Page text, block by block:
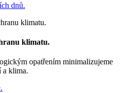
dnů.
klimatu.
opatřením minimalizujeme
a klima.